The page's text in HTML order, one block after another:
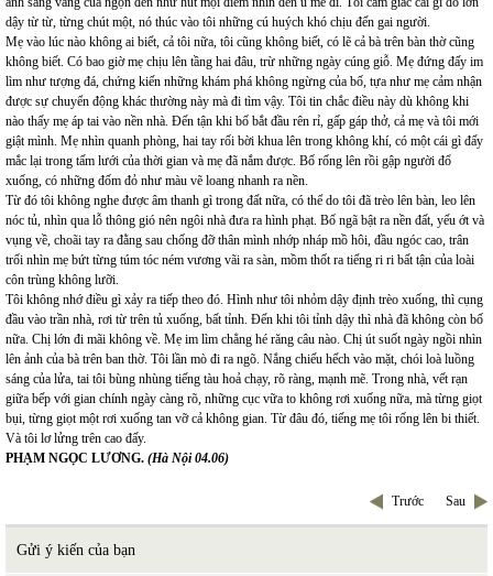
dậy từ từ, từng chút một, nó thúc vào tôi những cú huých khó chịu đến gai người.
Mẹ vào lúc nào không ai biết, cả tôi nữa, tôi cũng không biết, có lẽ cả bà trên bàn thờ cũng
không biết. Có bao giờ mẹ chịu lên tầng hai đâu, trừ những ngày cúng giỗ. Mẹ đứng đấy im
lìm như tượng đá, chứng kiến những khám phá không ngừng của bố, tựa như mẹ cảm nhận
được sự chuyển động khác thường này mà đi tìm vậy. Tôi tin chắc điều này dù không khi
nào thấy mẹ áp tai vào nền nhà. Đến tận khi bố bắt đầu rên rỉ, gấp gáp thở, cả mẹ và tôi mới
giật mình. Mẹ nhìn quanh phòng, hai tay rối bời khua lên trong không khí, có một cái gì đấy
mắc lại trong tấm lưới của thời gian và mẹ đã nắm được. Bố rống lên rồi gập người đổ
xuống, có những đốm đỏ như màu vẽ loang nhanh ra nền.
Từ đó tôi không nghe được âm thanh gì trong đất nữa, có thể do tôi đã trèo lên bàn, leo lên
nóc tủ, nhìn qua lỗ thông gió nên ngôi nhà đưa ra hình phạt. Bố ngã bật ra nền đất, yếu ớt và
vụng về, choãi tay ra đằng sau chống đỡ thân mình nhớp nháp mồ hôi, đầu ngóc cao, trân
trối nhìn mẹ bứt từng túm tóc ném vương vãi ra sàn, mồm thốt ra tiếng ri ri bất tận của loài
côn trùng không lưỡi.
Tôi không nhớ điều gì xảy ra tiếp theo đó. Hình như tôi nhỏm dậy định trèo xuống, thì cụng
đầu vào trần nhà, rơi từ trên tủ xuống, bất tỉnh. Đến khi tôi tỉnh dậy thì nhà đã không còn bố
nữa. Chị lớn đi mãi không về. Mẹ im lìm chẳng hé răng câu nào. Chị út suốt ngày ngồi nhìn
lên ảnh của bà trên ban thờ. Tôi lần mò đi ra ngõ. Nắng chiếu hếch vào mặt, chói loà luồng
sáng của lửa, tai tôi bùng nhùng tiếng tàu hoả chạy, rõ ràng, mạnh mẽ. Trong nhà, vết rạn
giữa bếp với gian chính ngày càng rõ, những cục vữa to không rơi xuống nữa, mà từng giọt
bụi, từng giọt một rơi xuống tan vỡ cả không gian. Từ đâu đó, tiếng mẹ tôi rống lên bi thiết.
Và tôi lơ lửng trên cao đấy.
PHẠM NGỌC LƯƠNG. (Hà Nội 04.06)
Trước Sau
Gửi ý kiến của bạn